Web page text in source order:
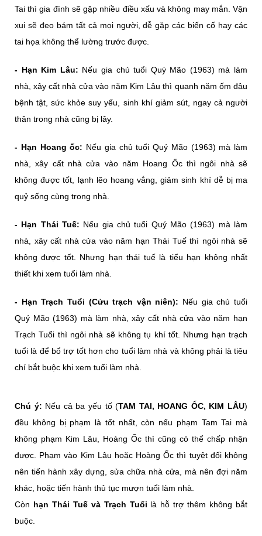
Tai thì gia đình sẽ gặp nhiều điều xấu và không may mắn. Vận
xui sẽ đeo bám tất cả mọi người, dễ gặp các biến cố hay các
tai họa không thể lường trước được.
- Hạn Kim Lâu: Nếu gia chủ tuổi Quý Mão (1963) mà làm
nhà, xây cất nhà cửa vào năm Kim Lâu thì quanh năm ốm đâu
bệnh tật, sức khỏe suy yếu, sinh khí giảm sút, ngay cả người
thân trong nhà cũng bị lây.
- Hạn Hoang ốc: Nếu gia chủ tuổi Quý Mão (1963) mà làm
nhà, xây cất nhà cửa vào năm Hoang Ốc thì ngôi nhà sẽ
không được tốt, lạnh lẽo hoang vắng, giảm sinh khí dễ bị ma
quỷ sống cùng trong nhà.
- Hạn Thái Tuế: Nếu gia chủ tuổi Quý Mão (1963) mà làm
nhà, xây cất nhà cửa vào năm hạn Thái Tuế thì ngôi nhà sẽ
không được tốt. Nhưng hạn thái tuế là tiểu hạn không nhất
thiết khi xem tuổi làm nhà.
- Hạn Trạch Tuổi (Cửu trạch vận niên): Nếu gia chủ tuổi
Quý Mão (1963) mà làm nhà, xây cất nhà cửa vào năm hạn
Trạch Tuổi thì ngôi nhà sẽ không tụ khí tốt. Nhưng hạn trạch
tuổi là để bổ trợ tốt hơn cho tuổi làm nhà và không phải là tiêu
chí bắt buộc khi xem tuổi làm nhà.
Chú ý: Nếu cả ba yếu tố (TAM TAI, HOANG ỐC, KIM LÂU)
đều không bị phạm là tốt nhất, còn nếu phạm Tam Tai mà
không phạm Kim Lâu, Hoàng Ốc thì cũng có thể chấp nhận
được. Phạm vào Kim Lâu hoặc Hoàng Ốc thì tuyệt đối không
nên tiến hành xây dựng, sửa chữa nhà cửa, mà nên đợi năm
khác, hoặc tiến hành thủ tục mượn tuổi làm nhà.
Còn hạn Thái Tuế và Trạch Tuổi là hỗ trợ thêm không bắt
buộc.